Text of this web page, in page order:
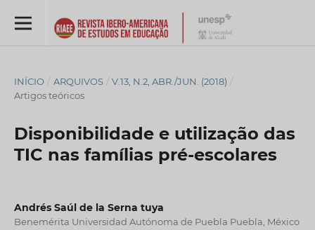
INÍCIO / ARQUIVOS / V.13, N.2, ABR./JUN. (2018) /
Artigos teóricos
Disponibilidade e utilização das
TIC nas famílias pré-escolares
Andrés Saúl de la Serna tuya
Benemérita Universidad Autónoma de Puebla Puebla, México